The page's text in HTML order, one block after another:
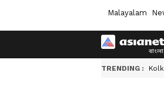
Malayalam
TRENDING :